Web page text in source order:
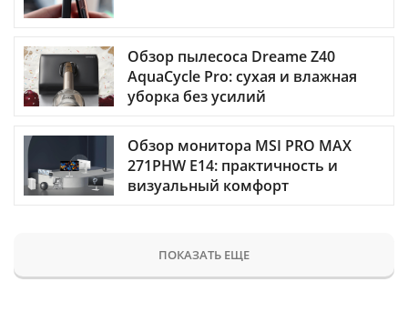
Обзор пылесоса Dreame Z40
AquaCycle Pro: сухая и влажная
уборка без усилий
Обзор монитора MSI PRO MAX
271PHW E14: практичность и
визуальный комфорт
ПОКАЗАТЬ ЕЩЕ